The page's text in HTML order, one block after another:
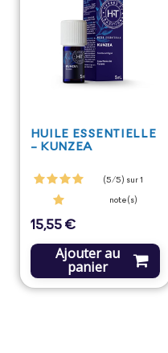
HUILE ESSENTIELLE
- KUNZEA
(5/5) sur 1
note(s)
Prix
15,55 €
Ajouter au
panier